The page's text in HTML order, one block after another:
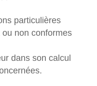
particulières
non conformes
dans son calcul